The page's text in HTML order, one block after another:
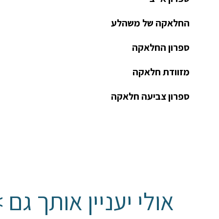
החלאקה של משהלע
ספרון החלאקה
מזוודת חלאקה
ספרון צביעה חלאקה
אולי יעניין אותך